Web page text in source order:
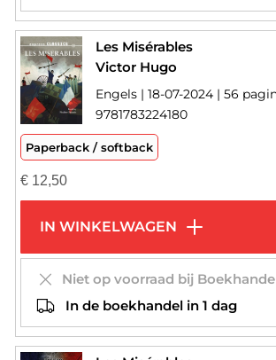
Les Misérables
Victor Hugo
Engels | 18-07-2024 | 56
9781783224180
Paperback / softback
€12,50
IN WINKELWAGEN
Niet op voorraad bij
In de boekhandel in 1 dag